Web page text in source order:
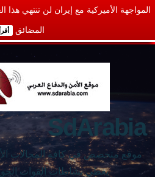
المواجهة الأميركية مع إيران لن تنتهي هذا
المضائق
SdArabia
موقع متخصص في كافة المجالات
يغطي نشاطات القوات